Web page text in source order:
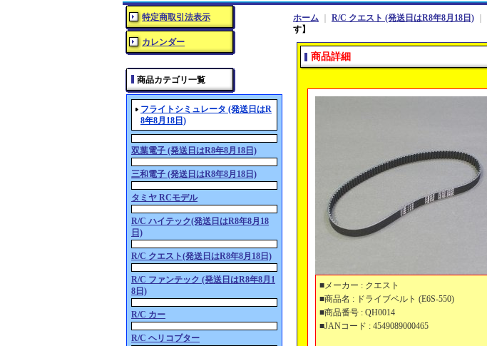
特定商取引法表示
カレンダー
商品カテゴリ一覧
フライトシミュレータ (発送日はR
8年8月18日)
双葉電子 (発送日はR8年8月18日)
三和電子 (発送日はR8年8月18日)
タミヤ RCモデル
R/C ハイテック(発送日はR8年8月18
日)
R/C クエスト(発送日はR8年8月18日)
R/C ファンテック (発送日はR8年8月1
8日)
R/C カー
R/C ヘリコプター
ホーム R/C クエスト (発送日はR8年8月18日)
す】
商品詳細
■メーカー : クエスト
■商品名 : ドライブベルト (E6S-550)
■商品番号 : QH0014
■JANコード : 4549089000465